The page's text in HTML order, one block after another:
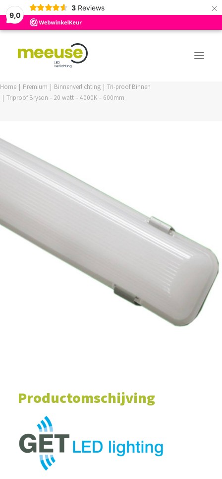
9,0
3 Reviews ×
OUTLED ASSORTIMENT
WEBSHOP
WINKELWAGEN
Home Premium Binnenverlichting
Tri-proof Binnen
Triproof Bryson – 20 watt – 4000K – 600mm
Productomschijving